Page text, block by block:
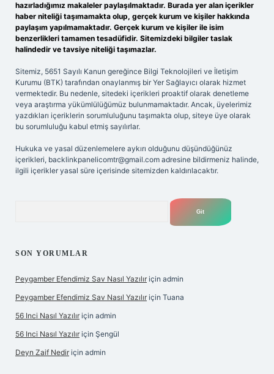
hazırladığımız makaleler paylaşılmaktadır. Burada yer alan içerikler
haber niteliği taşımamakta olup, gerçek kurum ve kişiler hakkında
paylaşım yapılmamaktadır. Gerçek kurum ve kişiler ile isim
benzerlikleri tamamen tesadüfidir. Sitemizdeki bilgiler taslak
halindedir ve tavsiye niteliği taşımazlar.
Sitemiz, 5651 Sayılı Kanun gereğince Bilgi Teknolojileri ve İletişim
Kurumu (BTK) tarafından onaylanmış bir Yer Sağlayıcı olarak hizmet
vermektedir. Bu nedenle, sitedeki içerikleri proaktif olarak denetleme
veya araştırma yükümlülüğümüz bulunmamaktadır. Ancak, üyelerimiz
yazdıkları içeriklerin sorumluluğunu taşımakta olup, siteye üye olarak
bu sorumluluğu kabul etmiş sayılırlar.
Hukuka ve yasal düzenlemelere aykırı olduğunu düşündüğünüz
içerikleri, backlinkpanelicomtr@gmail.com adresine bildirmeniz halinde,
ilgili içerikler yasal süre içerisinde sitemizden kaldırılacaktır.
SON YORUMLAR
Peygamber Efendimiz Sav Nasıl Yazılır için admin
Peygamber Efendimiz Sav Nasıl Yazılır için Tuana
56 Inci Nasıl Yazılır için admin
56 Inci Nasıl Yazılır için Şengül
Deyn Zaif Nedir için admin